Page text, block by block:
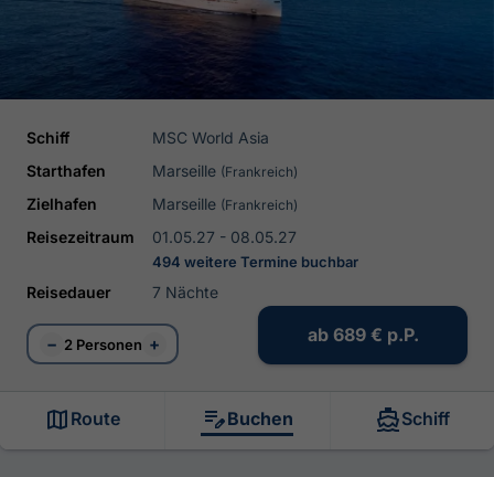
Schiff
MSC World Asia
Starthafen
Marseille (Frankreich)
Zielhafen Marseille (Frankreich)
Reisezeitraum 01.05.27 - 08.05.27
494 weitere Termine buchbar
Reisedauer 7 Nächte
− 2 Personen + ab 689 € p.P.
Route Buchen Schiff